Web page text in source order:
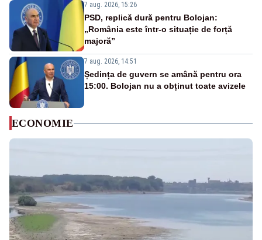
7 aug. 2026, 15:26
PSD, replică dură pentru Bolojan:
„România este într-o situație de forță
majoră”
7 aug. 2026, 14:51
Ședința de guvern se amână pentru ora
15:00. Bolojan nu a obținut toate avizele
ECONOMIE